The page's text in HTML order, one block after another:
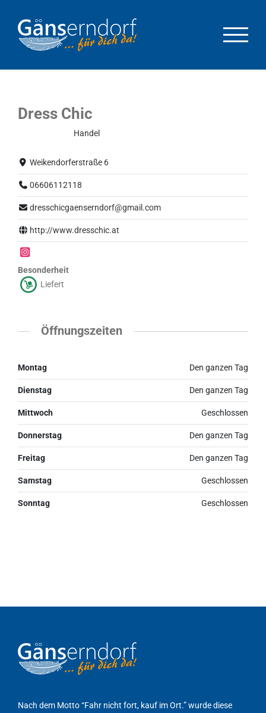
springen
Dress Chic
Handel
Weikendorferstraße 6
06606112118
dresschicgaenserndorf@gmail.com
http://www.dresschic.at
Besonderheit
Liefert
Öffnungszeiten
Montag Den ganzen Tag
Dienstag Den ganzen Tag
Mittwoch Geschlossen
Donnerstag Den ganzen Tag
Freitag Den ganzen Tag
Samstag Geschlossen
Sonntag Geschlossen
Nach dem Motto “Fahr nicht fort, kauf im Ort.” wurde diese